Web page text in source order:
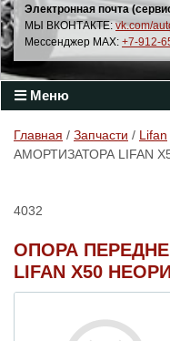
Электронная почта
МЫ ВКОНТАКТЕ: vk.com/
Мессенджер MAX: +7-912-
Меню
Главная / Запчасти / Lifan
АМОРТИЗАТОРА LIFAN
4032
ОПОРА
LIFAN X50